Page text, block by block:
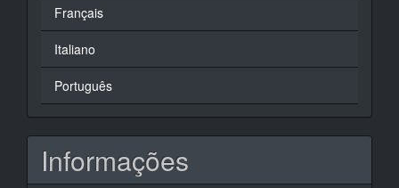
Français
Italiano
Português
Informações